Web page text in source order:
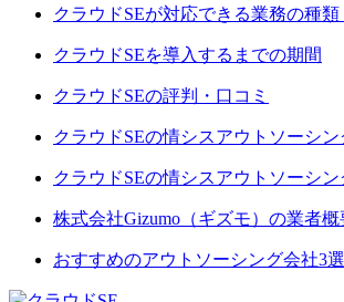
クラウドSEが対応できる業務の種類
クラウドSEを導入するまでの期間
クラウドSEの評判・口コミ
クラウドSEの情シスアウトソーシ
クラウドSEの情シスアウトソーシ
株式会社Gizumo（ギズモ）の業者概
おすすめのアウトソーシング会社3選